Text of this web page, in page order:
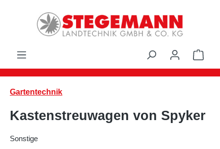
Zum Hauptinhalt springen
Gartentechnik
Kastenstreuwagen von Spyker
Sonstige